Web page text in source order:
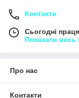
Контакти
Сьогодні
Показати весь
Про нас
Контакти